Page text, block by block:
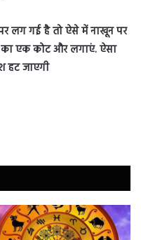
लग गई है तो ऐसे में नाखून पर
एक कोट और लगाएं. ऐसा
हट जाएगी